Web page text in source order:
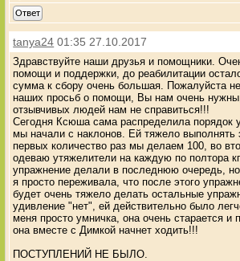
Ответ
tanya24 01:35 27.10.2017
Здравствуйте наши друзья и помощники.
помощи и поддержки, до реабилитации
сумма к сбору очень большая. Пожалуйста
наших просьб о помощи, Вы нам очень
отзывчивых людей нам не справиться!!!
Сегодня Ксюша сама распределила порядок
мы начали с наклонов. Ей тяжело выполнять
первых количество раз мы делаем 100, во
одеваю утяжелители на каждую по полтора
упражнение делали в последнюю очередь,
я просто переживала, что после этого
будет очень тяжело делать остальные
удивление "нет", ей действительно было
меня просто умничка, она очень старается и
она вместе с Димкой начнет ходить!!!
ПОСТУПЛЕНИЙ НЕ БЫЛО.